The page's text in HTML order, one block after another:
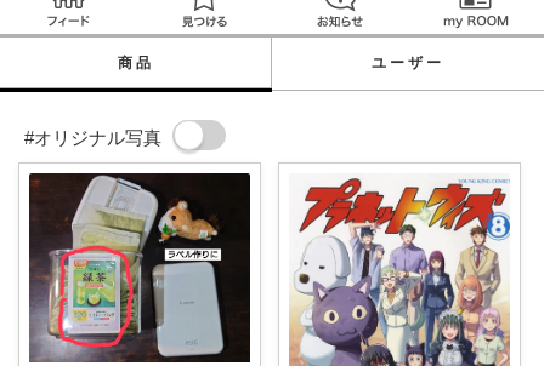
商品 ユーザー
#オリジナル写真